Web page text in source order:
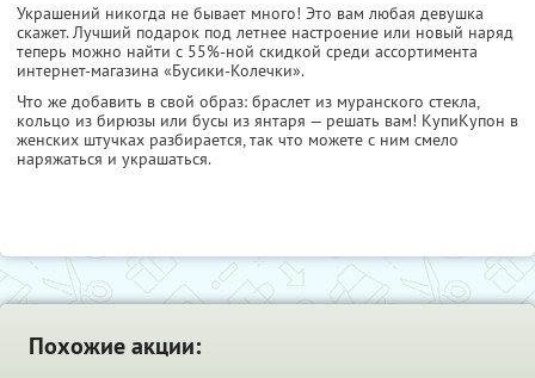
Украшений никогда не бывает много! Это вам любая девушка
скажет. Лучший подарок под летнее настроение или новый наряд
теперь можно найти с 55%-ной скидкой среди ассортимента
интернет-магазина «Бусики-Колечки».
Что же добавить в свой образ: браслет из муранского стекла,
кольцо из бирюзы или бусы из янтаря — решать вам! КупиКупон в
женских штучках разбирается, так что можете с ним смело
наряжаться и украшаться.
Похожие акции: